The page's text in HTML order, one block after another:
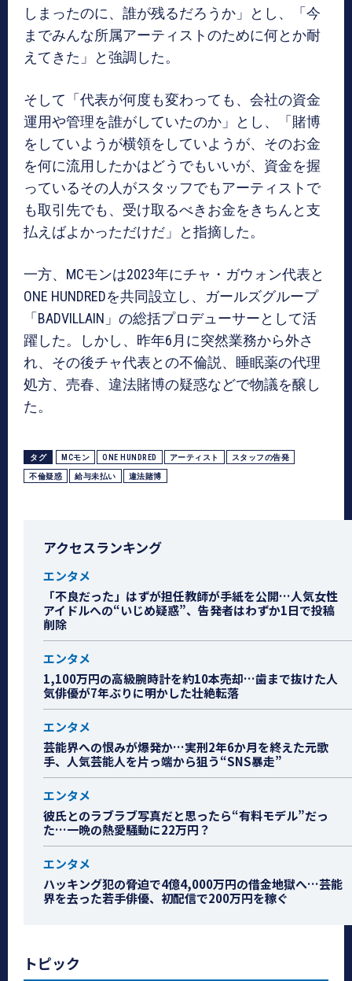
しまったのに、誰が残るだろうか」とし、「今
までみんな所属アーティストのために何とか耐
えてきた」と強調した。
そして「代表が何度も変わっても、会社の資金
運用や管理を誰がしていたのか」とし、「賭博
をしていようが横領をしていようが、そのお金
を何に流用したかはどうでもいいが、資金を握
っているその人がスタッフでもアーティストで
も取引先でも、受け取るべきお金をきちんと支
払えばよかっただけだ」と指摘した。
一方、MCモンは2023年にチャ・ガウォン代表と
ONE HUNDREDを共同設立し、ガールズグループ
「BADVILLAIN」の総括プロデューサーとして活
躍した。しかし、昨年6月に突然業務から外さ
れ、その後チャ代表との不倫説、睡眠薬の代理
処方、売春、違法賭博の疑惑などで物議を醸し
た。
タグ MCモン ONE HUNDRED アーティスト スタッフの告発
不倫疑惑 給与未払い 違法賭博
アクセスランキング
エンタメ
「不良だった」はずが担任教師が手紙を公開…人気女性
アイドルへの“いじめ疑惑”、告発者はわずか1日で投稿
削除
エンタメ
1,100万円の高級腕時計を約10本売却…歯まで抜けた人
気俳優が7年ぶりに明かした壮絶転落
エンタメ
芸能界への恨みが爆発か…実刑2年6か月を終えた元歌
手、人気芸能人を片っ端から狙う“SNS暴走”
エンタメ
彼氏とのラブラブ写真だと思ったら“有料モデル”だっ
た…一晩の熱愛騒動に22万円？
エンタメ
ハッキング犯の脅迫で4億4,000万円の借金地獄へ…芸能
界を去った若手俳優、初配信で200万円を稼ぐ
トピック